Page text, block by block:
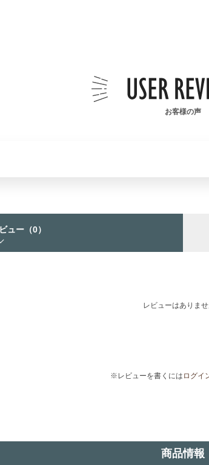
お客様の声
ュー （0）
レビューはありませ
※レビューを書くには ログイ
商品情報